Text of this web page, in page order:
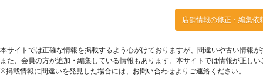
店舗情報の修正・編集依
本サイトでは正確な情報を掲載するよう心がけておりますが、間違いや古い情報
また、会員の方が追加・編集している情報もあります。本サイトでは情報が正し
※掲載情報に間違いを発見した場合には、 お問い合わせよりご連絡ください。